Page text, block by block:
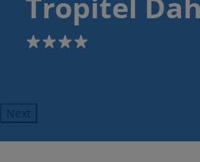
4
Next